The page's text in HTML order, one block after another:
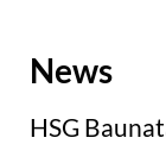
News
HSG